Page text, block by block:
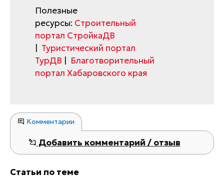
Полезные
ресурсы: Строительный
портал СтройкаДВ
Туристический портал
ТурДВ
Благотворительный
портал Хабаровского края
Комментарии
Добавить комментарий / отзыв
Статьи по теме